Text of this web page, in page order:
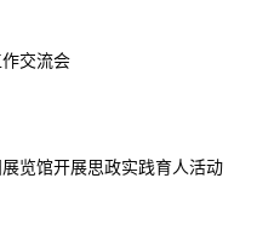
交流会
览馆开展思政实践育人活动